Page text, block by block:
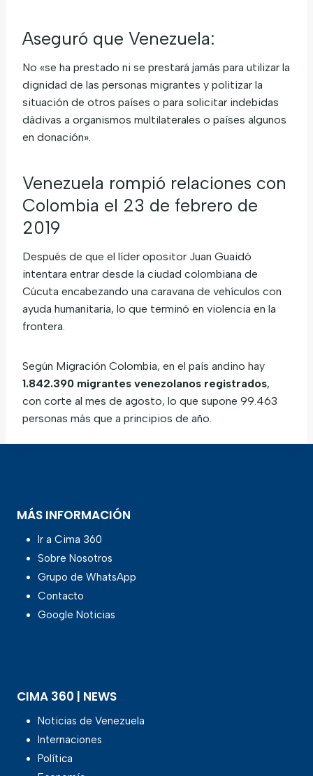
Aseguró que Venezuela:
No «se ha prestado ni se prestará jamás para utilizar la
dignidad de las personas migrantes y politizar la
situación de otros países o para solicitar indebidas
dádivas a organismos multilaterales o países algunos
en donación».
Venezuela rompió relaciones con
Colombia el 23 de febrero de
2019
Después de que el líder opositor Juan Guaidó
intentara entrar desde la ciudad colombiana de
Cúcuta encabezando una caravana de vehículos con
ayuda humanitaria, lo que terminó en violencia en la
frontera.
Según Migración Colombia, en el país andino hay
1.842.390 migrantes venezolanos registrados,
con corte al mes de agosto, lo que supone 99.463
personas más que a principios de año.
MÁS INFORMACIÓN
Ir a Cima 360
Sobre Nosotros
Grupo de WhatsApp
Contacto
Google Noticias
CIMA 360 | NEWS
Noticias de Venezuela
Internaciones
Política